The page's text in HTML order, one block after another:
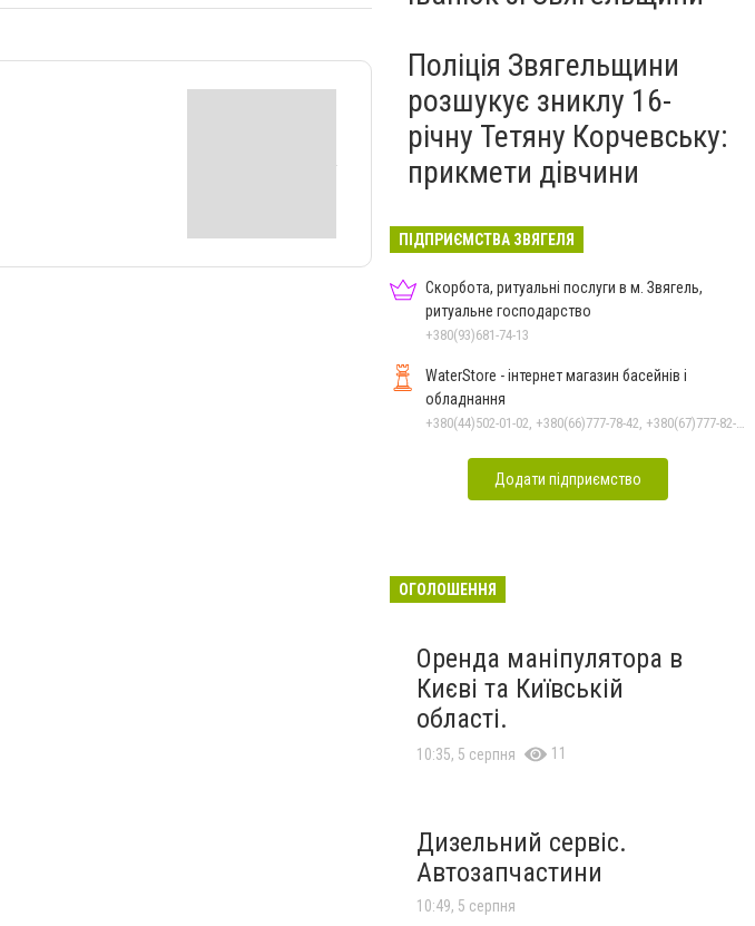
Поліція Звягельщини
розшукує зниклу 16-
річну Тетяну Корчевську:
прикмети дівчини
ПІДПРИЄМСТВА ЗВЯГЕЛЯ
Скорбота, ритуальні послуги в м. Звягель,
ритуальне господарство
+380(93)681-74-13
WaterStore - інтернет магазин басейнів і
обладнання
+380(44)502-01-02, +380(66)777-78-42, +380(67)777-82-19, +380(67)890-80-80, +380(73)890-80-80, +380(44)502-01-03
Додати підприємство
ОГОЛОШЕННЯ
Оренда маніпулятора в
Києві та Київській
області.
10:35, 5 серпня 11
Дизельний сервіс.
Автозапчастини
10:49, 5 серпня